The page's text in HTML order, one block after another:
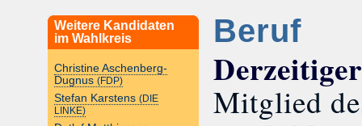
Weitere Kandidaten
im Wahlkreis
Christine Aschenberg-
Dugnus (FDP)
Stefan Karstens (DIE
LINKE)
Beruf
Mitglied